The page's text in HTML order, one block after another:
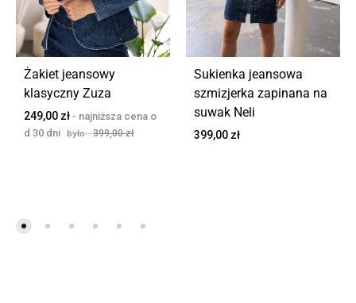
Żakiet jeansowy
klasyczny Zuza
249,00 zł
399,00zł
Sukienka jeansowa
szmizjerka zapinana na
suwak Neli
399,00 zł